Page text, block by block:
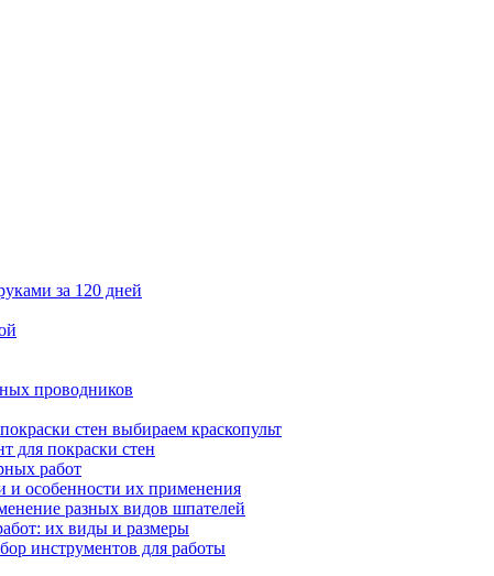
за 120 дней
проводников
стен выбираем краскопульт
для покраски стен
работ
и особенности их применения
разных видов шпателей
их виды и размеры
инструментов для работы